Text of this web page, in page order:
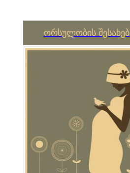
ორსულობის შესახებ